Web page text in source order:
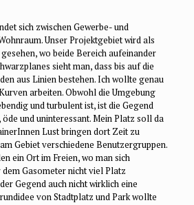
sich zwischen Gewerbe- und
Unser Projektgebiet wird als
wo beide Bereich aufeinander
sieht man, dass bis auf die
aus Linien bestehen. Ich wollte genau
arbeiten. Obwohl die Umgebung
und turbulent ist, ist die Gegend
und uninteressant. Mein Platz soll da
Lust bringen dort Zeit zu
Gebiet verschiedene Benutzergruppen.
ein Ort im Freien, wo man sich
Gasometer nicht viel Platz
Gegend auch nicht wirklich eine
von Stadtplatz und Park wollte